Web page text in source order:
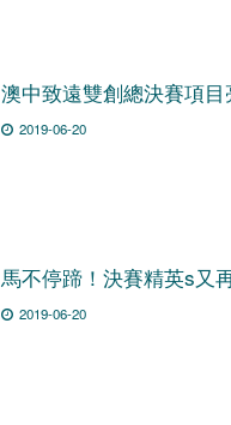
澳中致遠雙創總決賽項
2019-06-20
馬不停蹄！決賽精英s又
2019-06-20